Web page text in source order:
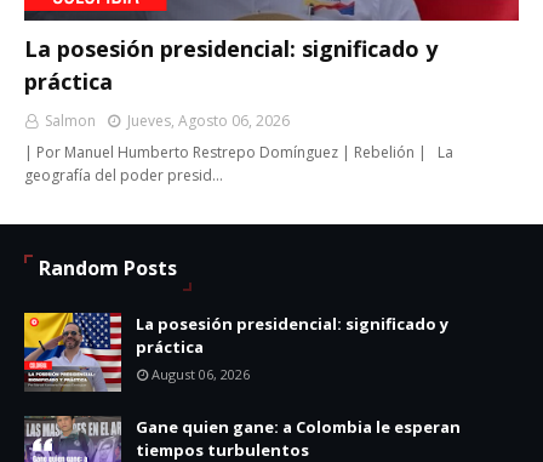
La posesión presidencial: significado y
práctica
Salmon
Jueves, Agosto 06, 2026
| Por Manuel Humberto Restrepo Domínguez | Rebelión | La
geografía del poder presid…
Random Posts
La posesión presidencial: significado y
práctica
August 06, 2026
Gane quien gane: a Colombia le esperan
tiempos turbulentos